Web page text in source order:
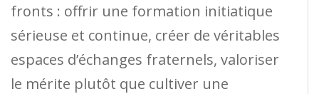
fronts : offrir une formation initiatique
sérieuse et continue, créer de véritables
espaces d’échanges fraternels, valoriser
le mérite plutôt que cultiver une